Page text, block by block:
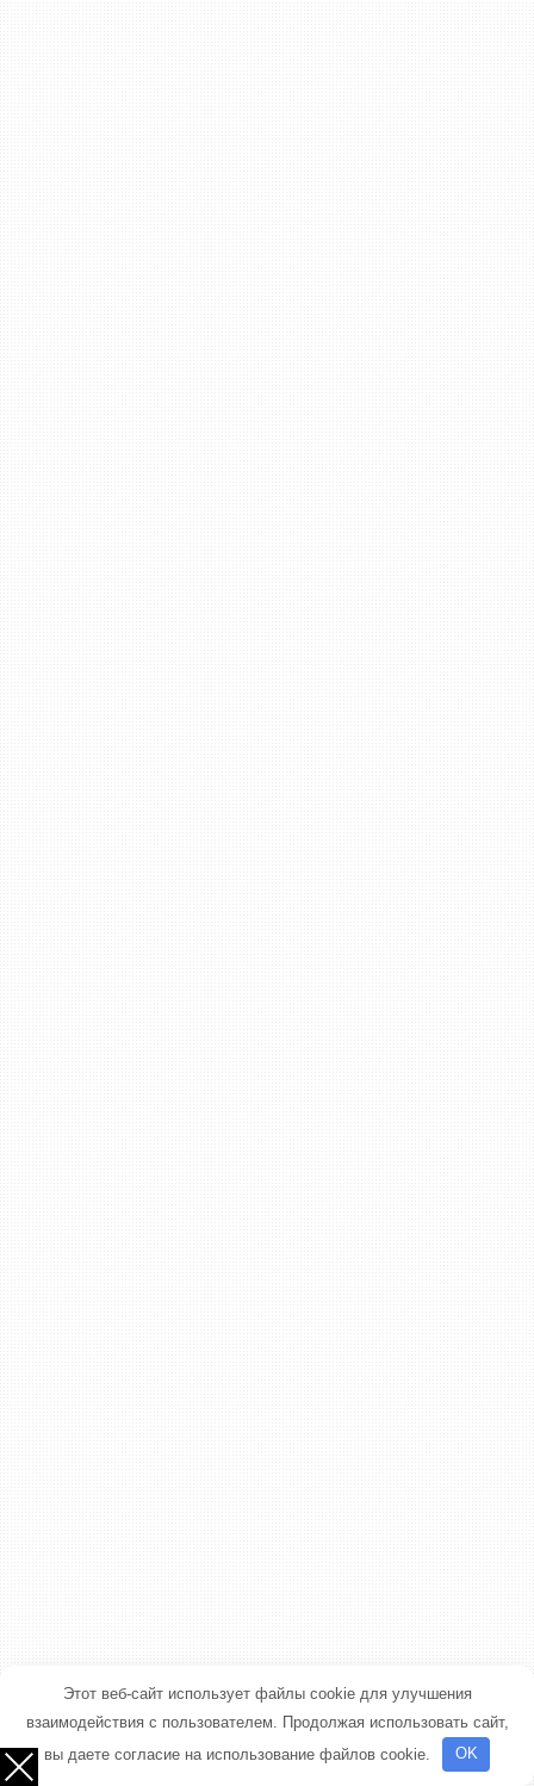
Этот веб-сайт использует файлы cookie для улучшения
взаимодействия с пользователем. Продолжая использовать сайт,
вы даете согласие на использование файлов cookie.
OK